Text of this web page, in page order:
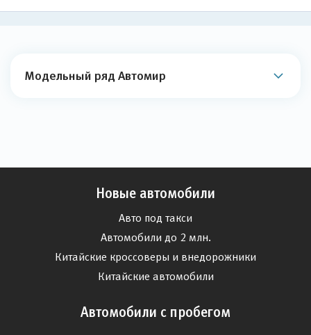
Модельный ряд Автомир
Новые автомобили
Авто под такси
Автомобили до 2 млн.
Китайские кроссоверы и внедорожники
Китайские автомобили
Автомобили с пробегом